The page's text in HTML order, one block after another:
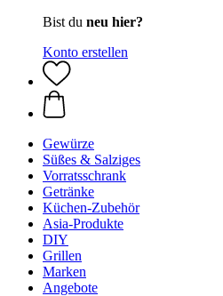
Bist du neu hier?
Konto erstellen
Gewürze
Süßes & Salziges
Vorratsschrank
Getränke
Küchen-Zubehör
Asia-Produkte
DIY
Grillen
Marken
Angebote